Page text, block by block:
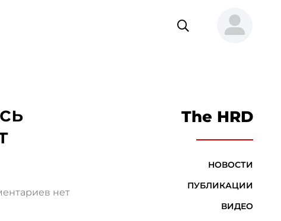
нет
The HRD
НОВОСТИ
ПУБЛИКАЦИИ
ВИДЕО